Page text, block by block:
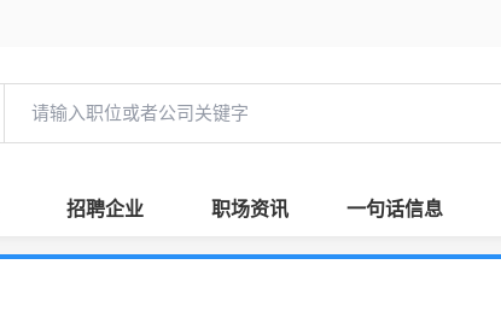
招聘企业 职场资讯 一句话信息